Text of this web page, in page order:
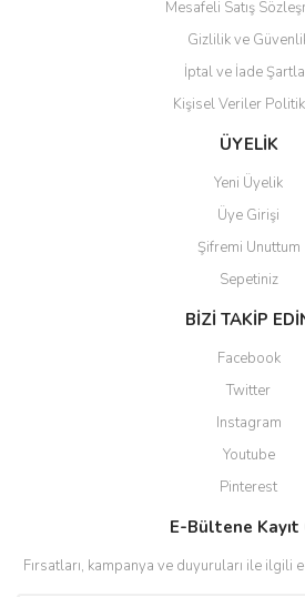
Mesafeli Satış
Gizlilik ve
İptal ve İade
Kişisel Veriler
ÜYELİK
Yeni Üyelik
Üye Girişi
Şifremi Unuttum
Sepetiniz
BİZİ TAKİP
Facebook
Twitter
Instagram
Youtube
Pinterest
E-Bültene Kayıt
Fırsatları, kampanya ve duyuruları ile ilgili